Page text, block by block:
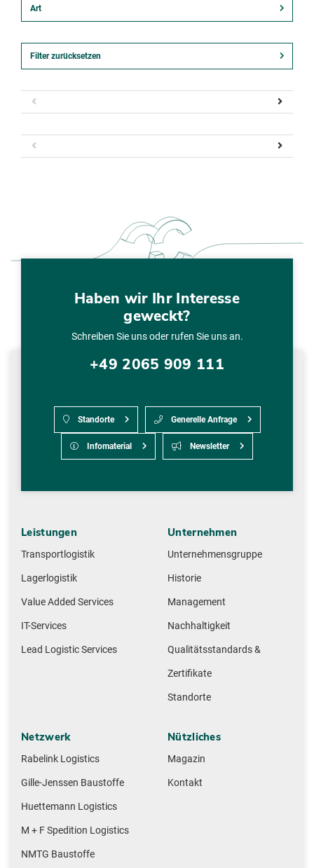
Art
Filter zurücksetzen
Haben wir Ihr Interesse
geweckt?
Schreiben Sie uns oder rufen Sie uns an.
+49 2065 909 111
Standorte Generelle Anfrage
Infomaterial Newsletter
Leistungen
Transportlogistik
Lagerlogistik
Value Added Services
IT-Services
Lead Logistic Services
Unternehmen
Unternehmensgruppe
Historie
Management
Nachhaltigkeit
Qualitätsstandards &
Zertifikate
Standorte
Netzwerk
Rabelink Logistics
Gille-Jenssen Baustoffe
Huettemann Logistics
M + F Spedition Logistics
NMTG Baustoffe
Nützliches
Magazin
Kontakt